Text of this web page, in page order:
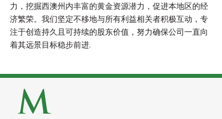
力，挖掘西澳州内丰富的黄金资源潜力，促进本地区的经
济繁荣。我们坚定不移地与所有利益相关者积极互动，专
注于创造持久且可持续的股东价值，努力确保公司一直向
着其远景目标稳步前进.